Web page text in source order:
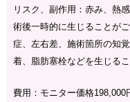
リスク、副作用：赤み、熱
術後一時的に生じることが
症、左右差、施術箇所の知
着、脂肪塞栓などを生じるこ
費用：モニター価格